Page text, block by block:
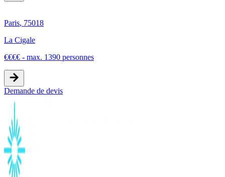
Paris, 75018
La Cigale
€€€€ - max. 1390 personnes
Demande de devis